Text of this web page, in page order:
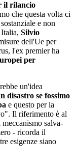
il rilancio
che questa volta ci
e non
Silvio
dell'Ue per
l'ex premier ha
per
un'idea
disastro se fossimo
e questo per la
Il riferimento è al
salva-
- ricorda il
esigenze siano